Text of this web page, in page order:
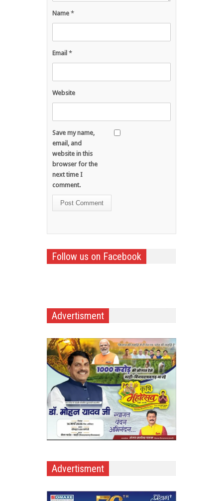
Name *
Email *
Website
Save my name,
email, and
website in this
browser for the
next time I
comment.
Follow us on Facebook
Advertisment
Advertisment